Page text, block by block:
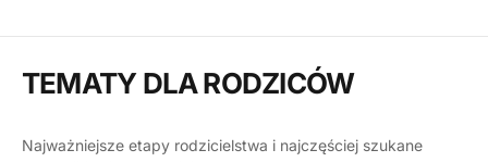
TEMATY DLA RODZICÓW
Najważniejsze etapy rodzicielstwa i najczęściej szukane